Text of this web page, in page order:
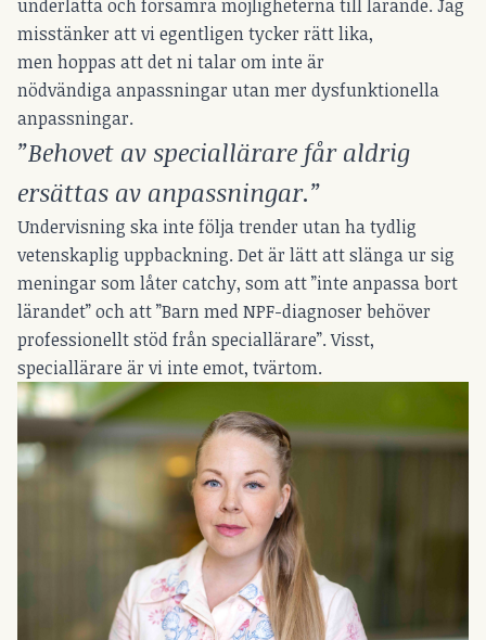
underlätta och försämra möjligheterna till lärande. Jag
misstänker att vi egentligen tycker rätt lika,
men hoppas att det ni talar om inte är
nödvändiga anpassningar utan mer dysfunktionella
anpassningar.
”Behovet av speciallärare får aldrig
ersättas av anpassningar.”
Undervisning ska inte följa trender utan ha tydlig
vetenskaplig uppbackning. Det är lätt att slänga ur sig
meningar som låter catchy, som att ”inte anpassa bort
lärandet” och att ”Barn med NPF-diagnoser behöver
professionellt stöd från speciallärare”. Visst,
speciallärare är vi inte emot, tvärtom.